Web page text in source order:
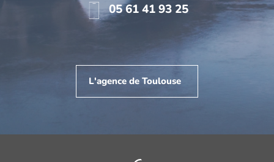
05 61 41 93 25
L'agence de Toulouse